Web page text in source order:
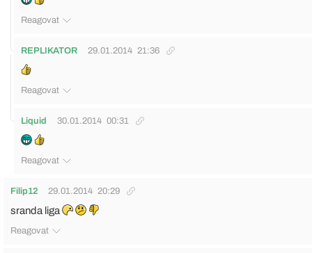
Reagovat
REPLIKATOR 29.01.2014 21:36
Reagovat
Liquid 30.01.2014 00:31
Reagovat
Filip12 29.01.2014 20:29
sranda liga
Reagovat